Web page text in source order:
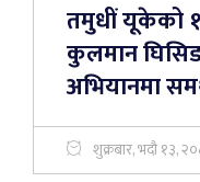
तमुधीं यूकेको
कुलमान
अभियानमा
शुक्रबार, भदौ १३,